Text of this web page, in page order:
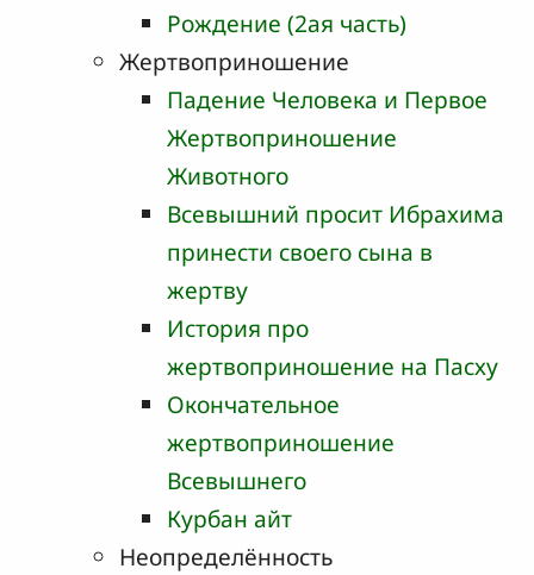
Рождение (2ая часть)
Жертвоприношение
Падение Человека и Первое
Жертвоприношение
Животного
Всевышний просит Ибрахима
принести своего сына в
жертву
История про
жертвоприношение на Пасху
Окончательное
жертвоприношение
Всевышнего
Курбан айт
Неопределённость